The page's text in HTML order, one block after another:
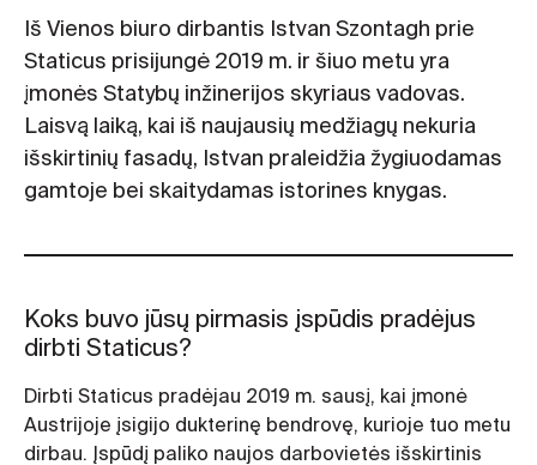
Iš Vienos biuro dirbantis Istvan Szontagh prie
Staticus prisijungė 2019 m. ir šiuo metu yra
įmonės Statybų inžinerijos skyriaus vadovas.
Laisvą laiką, kai iš naujausių medžiagų nekuria
išskirtinių fasadų, Istvan praleidžia žygiuodamas
gamtoje bei skaitydamas istorines knygas.
Koks buvo jūsų pirmasis įspūdis pradėjus
dirbti Staticus?
Dirbti Staticus pradėjau 2019 m. sausį, kai įmonė
Austrijoje įsigijo dukterinę bendrovę, kurioje tuo metu
dirbau. Įspūdį paliko naujos darbovietės išskirtinis